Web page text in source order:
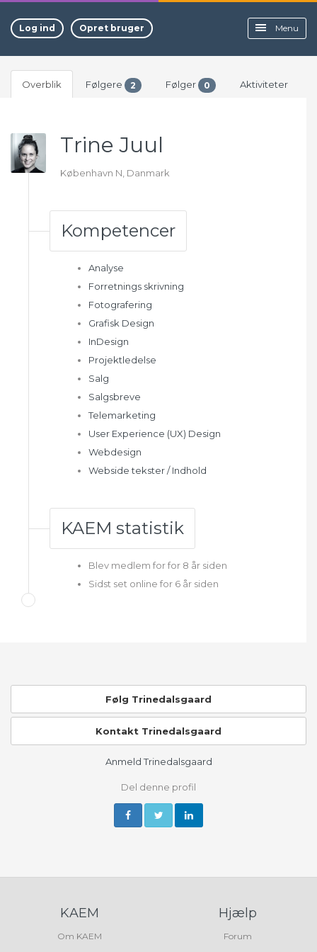
Log ind Opret bruger Menu
Overblik Følgere 2 Følger 0 Aktiviteter
Trine Juul
København N, Danmark
Kompetencer
Analyse
Forretnings skrivning
Fotografering
Grafisk Design
InDesign
Projektledelse
Salg
Salgsbreve
Telemarketing
User Experience (UX) Design
Webdesign
Webside tekster / Indhold
KAEM statistik
Blev medlem for for 8 år siden
Sidst set online for 6 år siden
Følg Trinedalsgaard
Kontakt Trinedalsgaard
Anmeld Trinedalsgaard
Del denne profil
KAEM
Om KAEM
Hjælp
Forum